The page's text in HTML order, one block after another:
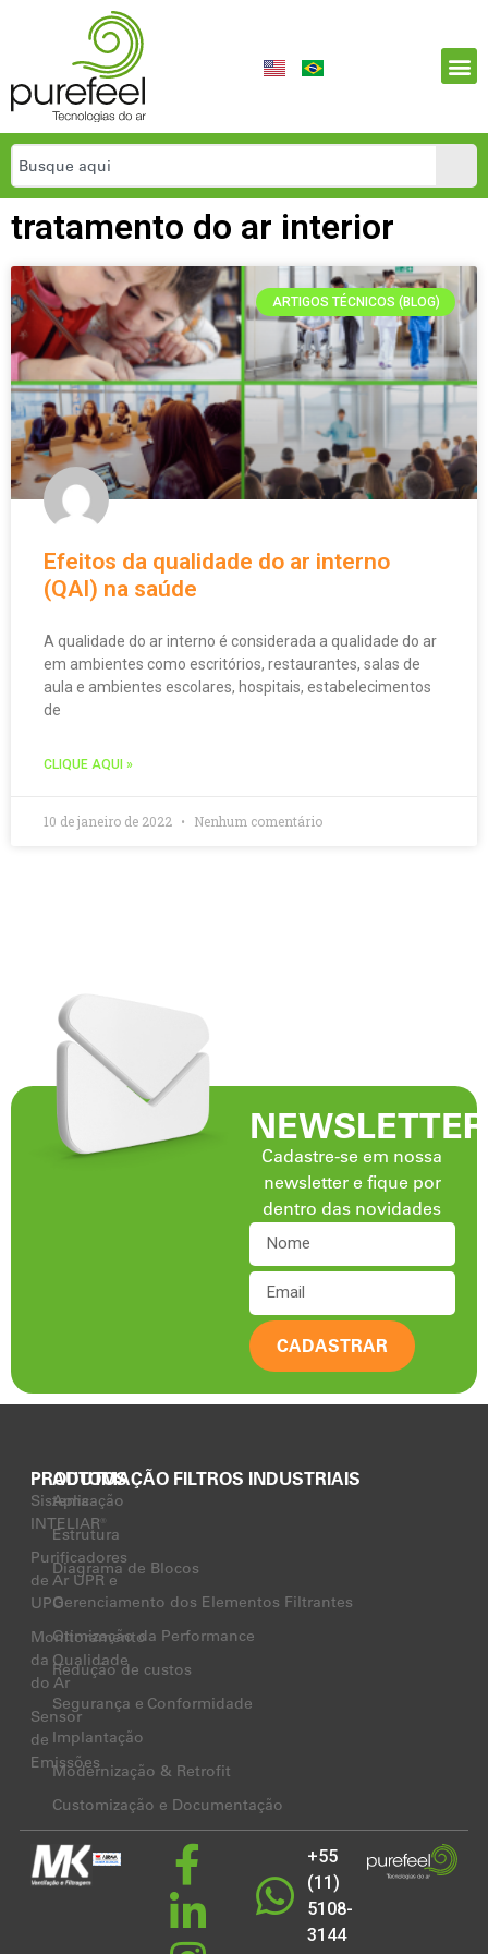
tratamento do ar interior
ARTIGOS TÉCNICOS (BLOG)
Efeitos da qualidade do ar interno
(QAI) na saúde
A qualidade do ar interno é considerada a qualidade do ar
em ambientes como escritórios, restaurantes, salas de
aula e ambientes escolares, hospitais, estabelecimentos
de
CLIQUE AQUI »
10 de janeiro de 2022 Nenhum comentário
NEWSLETTER
Cadastre-se em nossa
newsletter e fique por
dentro das novidades
CADASTRAR
PRODUTOS
Sistema
INTELIAR®
Purificadores
de Ar UPR e
UPO
Monitoramento
da Qualidade
do Ar
Sensor
de
Emissões
AUTOMAÇÃO FILTROS INDUSTRIAIS
Aplicação
Estrutura
Diagrama de Blocos
Gerenciamento dos Elementos Filtrantes
Otimização da Performance
Redução de custos
Segurança e Conformidade
Implantação
Modernização & Retrofit
Customização e Documentação
+55
(11)
5108-
3144